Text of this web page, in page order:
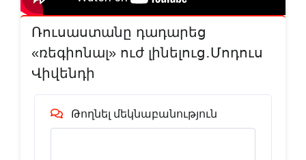
Ռուսաստանը դադարեց
«ռեգիոնալ» ուժ լինելուց․Մոդուս
Վիվենդի
Թողնել մեկնաբանություն